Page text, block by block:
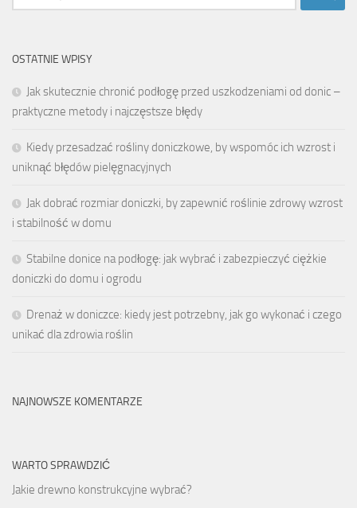
OSTATNIE WPISY
Jak skutecznie chronić podłogę przed uszkodzeniami od donic –
praktyczne metody i najczęstsze błędy
Kiedy przesadzać rośliny doniczkowe, by wspomóc ich wzrost i
uniknąć błędów pielęgnacyjnych
Jak dobrać rozmiar doniczki, by zapewnić roślinie zdrowy wzrost
i stabilność w domu
Stabilne donice na podłogę: jak wybrać i zabezpieczyć ciężkie
doniczki do domu i ogrodu
Drenaż w doniczce: kiedy jest potrzebny, jak go wykonać i czego
unikać dla zdrowia roślin
NAJNOWSZE KOMENTARZE
WARTO SPRAWDZIĆ
Jakie drewno konstrukcyjne wybrać?